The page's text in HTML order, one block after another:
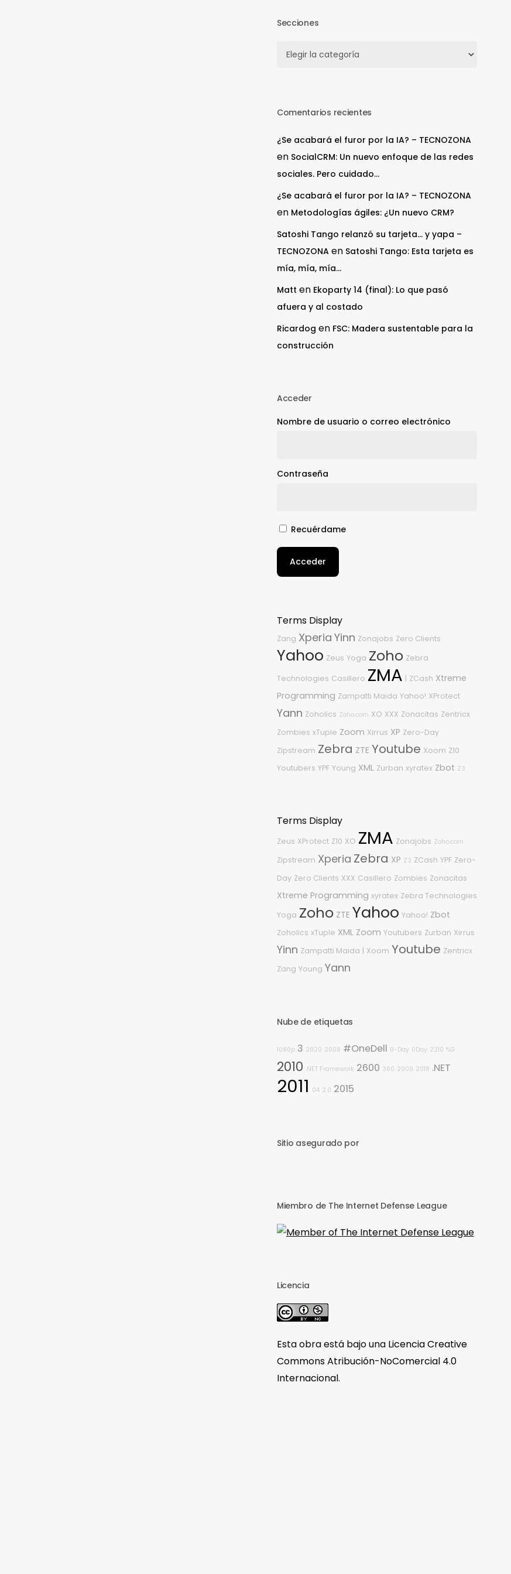
Secciones
Comentarios recientes
¿Se acabará el furor por la IA? – TECNOZONA
en SocialCRM: Un nuevo enfoque de las redes
sociales. Pero cuidado…
¿Se acabará el furor por la IA? – TECNOZONA
en Metodologías ágiles: ¿Un nuevo CRM?
Satoshi Tango relanzó su tarjeta… y yapa –
TECNOZONAen Satoshi Tango: Esta tarjeta es
mía, mía, mía…
Matt en Ekoparty 14 (final): Lo que pasó
afuera y al costado
Ricardog en FSC: Madera sustentable para la
construcción
Acceder
Nombre de usuario o correo electrónico
Contraseña
Recuérdame
Acceder
Terms Display
Zang Xperia Yinn Zonajobs Zero Clients
Yahoo Zeus Yoga Zoho Zebra
Technologies Casillero ZMA | ZCash Xtreme
Programming Zampatti Maida Yahoo! XProtect
Yann Zoholics Zoho.com XO XXX Zonacitas Zentricx
Zombies xTuple Zoom Xirrus XP Zero-Day
Zipstream Zebra ZTE Youtube Xoom Z10
Youtubers YPF Young XML Zurban xyratex Zbot Z3
Terms Display
Zeus XProtect Z10 XO ZMA Zonajobs Zoho.com
Zipstream Xperia Zebra XP Z3 ZCash YPF Zero-
Day Zero Clients XXX Casillero Zombies Zonacitas
Xtreme Programming xyratex Zebra Technologies
Yoga Zoho ZTE Yahoo Yahoo! Zbot
Zoholics xTuple XML Zoom Youtubers Zurban Xirrus
Yinn Zampatti Maida | Xoom Youtube Zentricx
Zang Young Yann
Nube de etiquetas
1080p 3 2020 2008 #OneDell 0-Day 0Day 2210 %G
2010 .NET Framework 2600 360 2009 2018 .NET
2011 04 2.0 2015
Sitio asegurado por
Miembro de The Internet Defense League
Licencia
Esta obra está bajo una Licencia Creative
Commons Atribución-NoComercial 4.0
Internacional.